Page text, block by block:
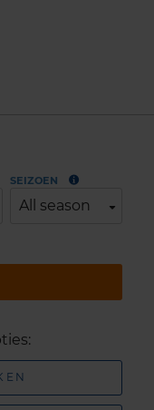
SEIZOEN
All season